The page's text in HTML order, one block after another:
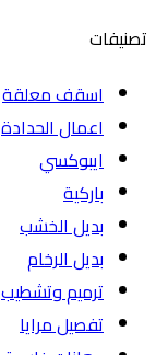
تصنيفات
اسقف معلقة
اعمال الحدادة
ايبوكسي
باركية
بديل الخشب
بديل الرخام
ترميم وتشطيب
تفصيل مرايا